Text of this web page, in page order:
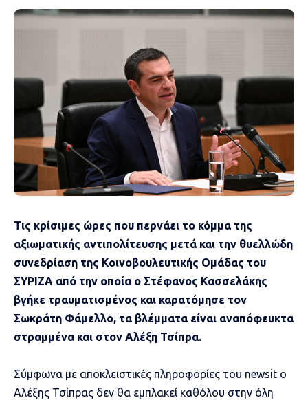
Τις κρίσιμες ώρες που περνάει το κόμμα της
αξιωματικής αντιπολίτευσης μετά και την θυελλώδη
συνεδρίαση της Κοινοβουλευτικής Ομάδας του
ΣΥΡΙΖΑ από την οποία ο Στέφανος Κασσελάκης
βγήκε τραυματισμένος και καρατόμησε τον
Σωκράτη Φάμελλο, τα βλέμματα είναι αναπόφευκτα
στραμμένα και στον Αλέξη Τσίπρα.
Σύμφωνα με αποκλειστικές πληροφορίες του newsit ο
Αλέξης Τσίπρας δεν θα εμπλακεί καθόλου στην όλη